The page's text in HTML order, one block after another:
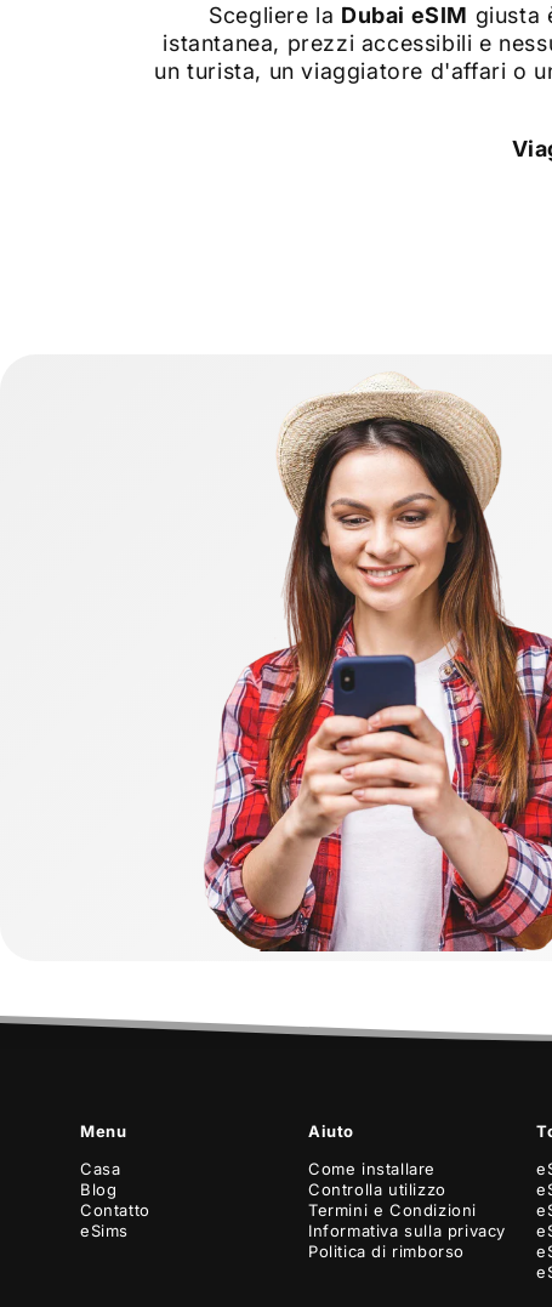
Scegliere la Dubai eSIM giusta
istantanea, prezzi accessibili e
un turista, un viaggiatore d'affari o
Menu
Casa
Blog
Contatto
eSims
Aiuto
Come installare
Controlla utilizzo
Termini e Condizioni
Informativa sulla privacy
Politica di rimborso